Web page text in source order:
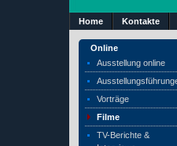
Home Kontakte
Online
Ausstellung online
Vorträge
Filme
TV-Berichte &